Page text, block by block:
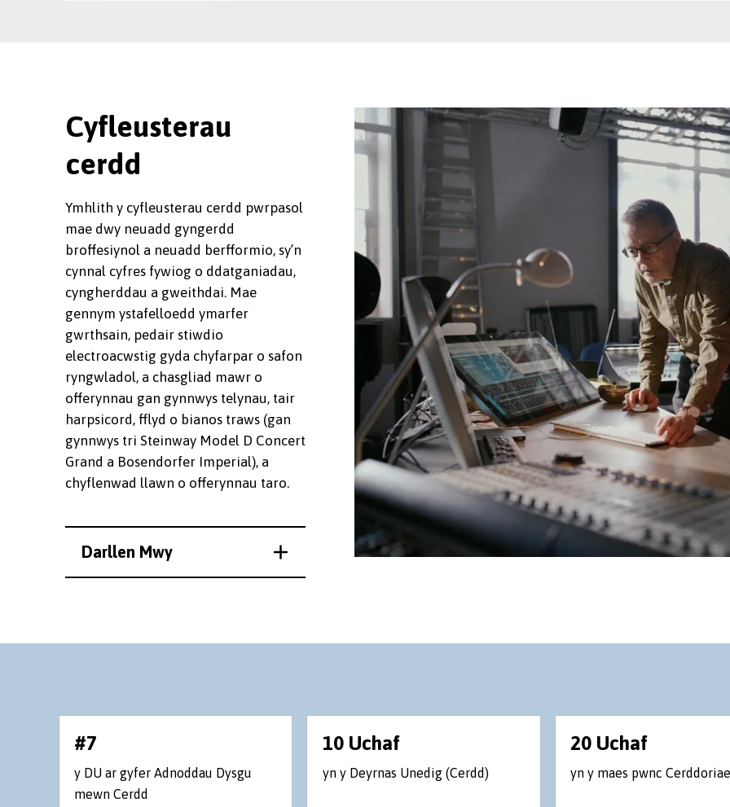
Cyfleusterau
cerdd
Ymhlith y cyfleusterau cerdd pwrpasol
mae dwy neuadd gyngerdd
broffesiynol a neuadd berfformio, sy’n
cynnal cyfres fywiog o ddatganiadau,
cyngherddau a gweithdai. Mae
gennym ystafelloedd ymarfer
gwrthsain, pedair stiwdio
electroacwstig gyda chyfarpar o safon
ryngwladol, a chasgliad mawr o
offerynnau gan gynnwys telynau, tair
harpsicord, fflyd o bianos traws (gan
gynnwys tri Steinway Model D Concert
Grand a Bosendorfer Imperial), a
chyflenwad llawn o offerynnau taro.
Darllen Mwy
#7
y DU ar gyfer Adnoddau Dysgu
mewn Cerdd
10 Uchaf
yn y Deyrnas Unedig (Cerdd)
20 Uchaf
yn y maes pwnc